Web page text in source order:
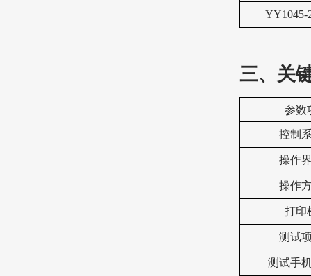
YY1045-
三、关
参数
控制
操作
操作
打印
测试
测试手